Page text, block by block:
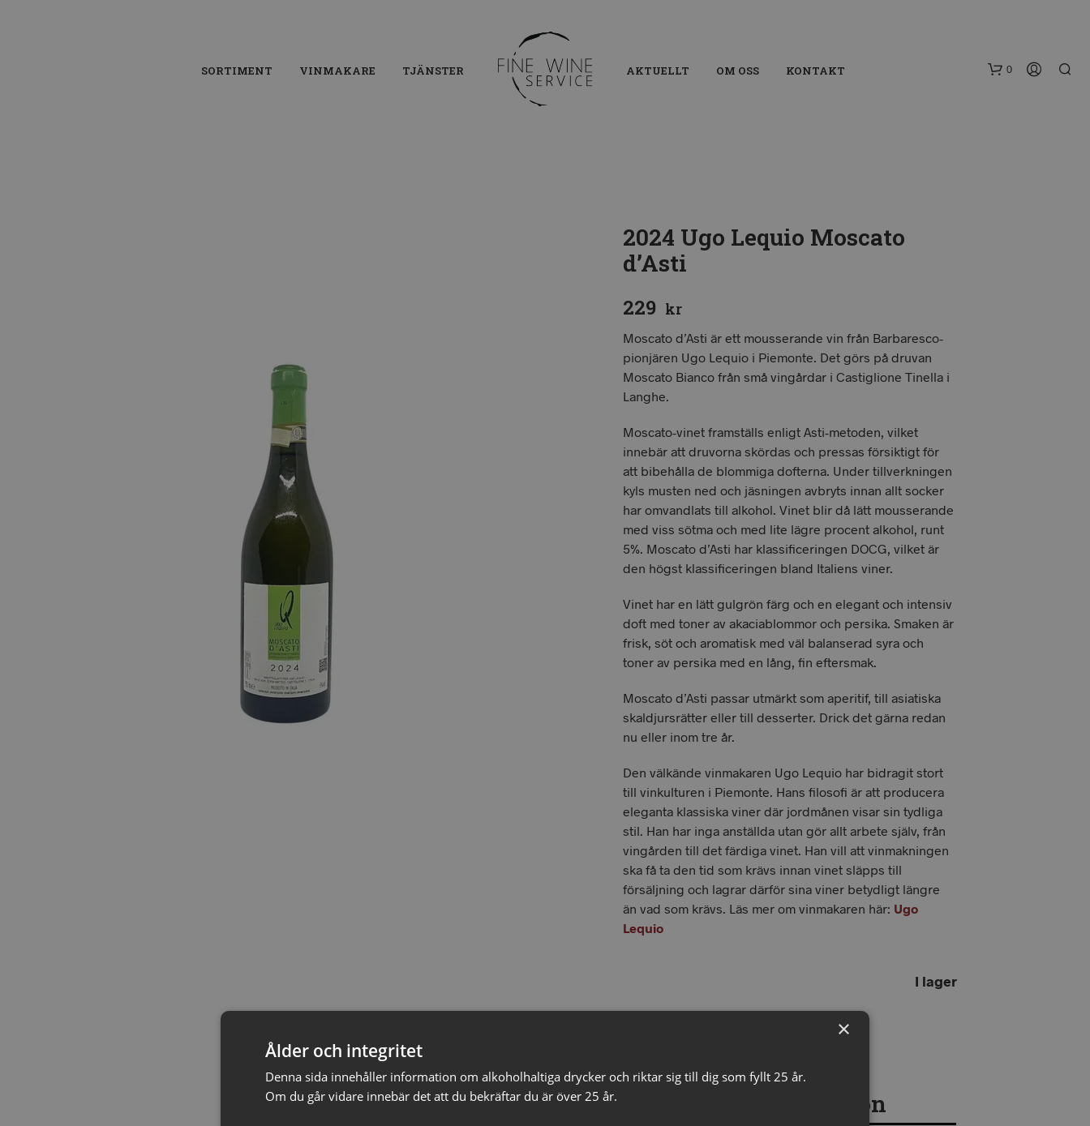
SORTIMENT VINMAKARE TJÄNSTER AKTUELLT OM OSS KONTAKT 0
2024 Ugo Lequio Moscato
d’Asti
229 kr
Moscato d’Asti är ett mousserande vin från Barbaresco-
pionjären Ugo Lequio i Piemonte. Det görs på druvan
Moscato Bianco från små vingårdar i Castiglione Tinella i
Langhe.
Moscato-vinet framställs enligt Asti-metoden, vilket
innebär att druvorna skördas och pressas försiktigt för
att bibehålla de blommiga dofterna. Under tillverkningen
kyls musten ned och jäsningen avbryts innan allt socker
har omvandlats till alkohol. Vinet blir då lätt mousserande
med viss sötma och med lite lägre procent alkohol, runt
5%. Moscato d’Asti har klassificeringen DOCG, vilket är
den högst klassificeringen bland Italiens viner.
Vinet har en lätt gulgrön färg och en elegant och intensiv
doft med toner av akaciablommor och persika. Smaken är
frisk, söt och aromatisk med väl balanserad syra och
toner av persika med en lång, fin eftersmak.
Moscato d’Asti passar utmärkt som aperitif, till asiatiska
skaldjursrätter eller till desserter. Drick det gärna redan
nu eller inom tre år.
Den välkände vinmakaren Ugo Lequio har bidragit stort
till vinkulturen i Piemonte. Hans filosofi är att producera
eleganta klassiska viner där jordmånen visar sin tydliga
stil. Han har inga anställda utan gör allt arbete själv, från
vingården till det färdiga vinet. Han vill att vinmakningen
ska få ta den tid som krävs innan vinet släpps till
försäljning och lagrar därför sina viner betydligt längre
än vad som krävs. Läs mer om vinmakaren här: Ugo
Lequio
I lager
LÄGG TILL I VARUKORG
Ytterligare information
×
Ålder och integritet
Denna sida innehåller information om alkoholhaltiga drycker och riktar sig till dig som fyllt 25 år.
Om du går vidare innebär det att du bekräftar du är över 25 år.